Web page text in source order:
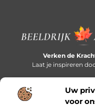
Uw
voor
Verken de
Laat je inspireren
Bericht categorie